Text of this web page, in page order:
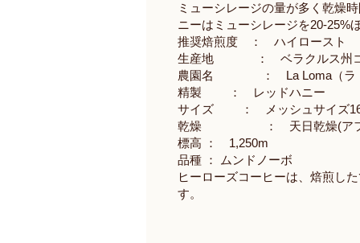
ミューシレージの量が多く乾燥
ニーはミューシレージを20-25%
推奨焙煎度 ： ハイロースト
生産地 ： ベラクルス州コサ
農園名 ： La Loma（ラ・
精製 ： レッドハニー
サイズ ： メッシュサイズ
乾燥 ： 天日乾燥(アフリ
標高 ： 1,250m
品種 ： ムンドノーボ
ヒーローズコーヒーは、焙煎し
す。